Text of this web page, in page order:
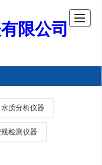
限公司
水质分析仪器
检测仪器